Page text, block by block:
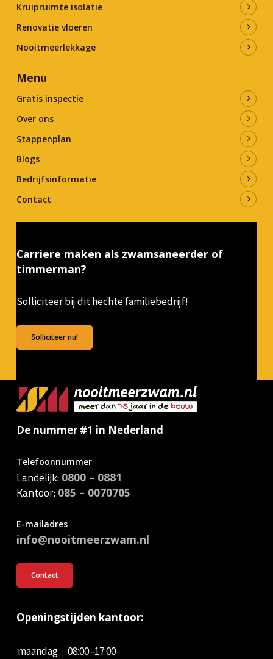
Kruipruimte isolatie
Renovatie vloeren
Nooitmeerlekkage
Menu
Gratis inspectie
Over ons
Stappenplan
Blogs
Bedrijfsinformatie
Contact
Carriere maken als zwamsaneerder of
timmerman?
Solliciteer bij dit hechte familiebedrijf!
Solliciteer nu!
De nummer #1 in Nederland
Telefoonnummer
Landelijk: 0800 – 0881
Kantoor: 085 – 0070705
E-mailadres
info@nooitmeerzwam.nl
Contact
Openingstijden kantoor:
maandag
08:00–17:00